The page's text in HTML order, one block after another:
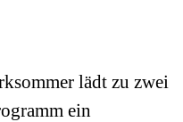
lädt zu zwei
ein